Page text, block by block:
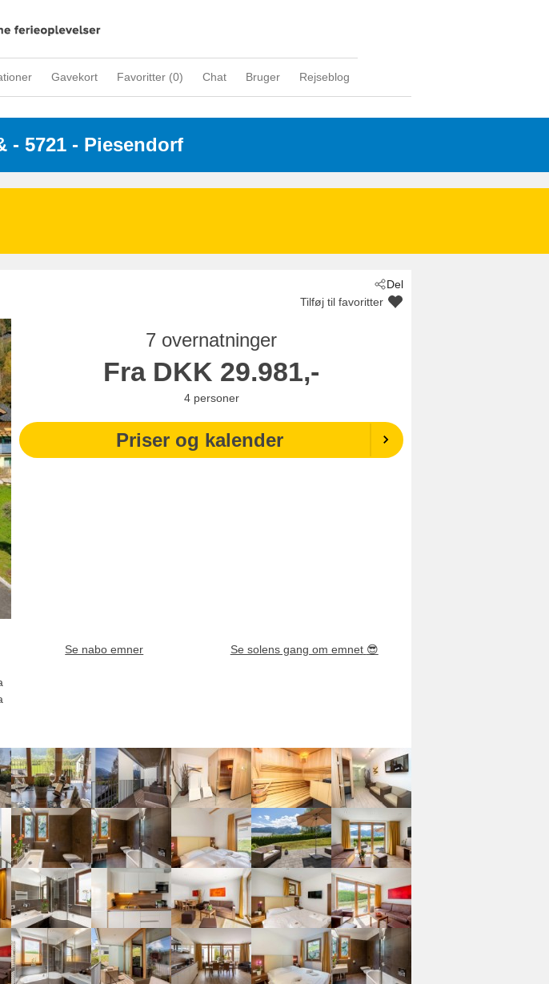
Gavekort Favoritter (0) Chat Bruger Rejseblog
- 5721 - Piesendorf
Del
Tilføj til favoritter
7 overnatninger
Fra DKK 29.981,-
4 personer
Priser og kalender
Se nabo emner Se solens gang om emnet 😎